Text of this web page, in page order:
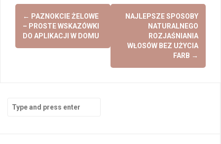
Post
navigation
← PAZNOKCIE ŻELOWE
– PROSTE WSKAZÓWKI
DO APLIKACJI W DOMU
NAJLEPSZE SPOSOBY
NATURALNEGO
ROZJAŚNIANIA
WŁOSÓW BEZ UŻYCIA
FARB →
Search
for: